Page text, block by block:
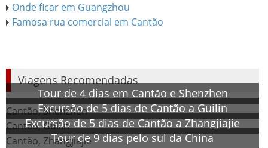
Onde ficar em Guangzhou
Famosa rua comercial em Cantão
Viagens Recomendadas
Tour de 4 dias em Cantão e Shenzhen
Cantão, Shenzhen
Excursão de 5 dias de Cantão a Guilin
Cantão, Guilin
Excursão de 5 dias de Cantão a Zhangjiajie
Cantão, ZhangjiajieTour de 9 dias pelo sul da China